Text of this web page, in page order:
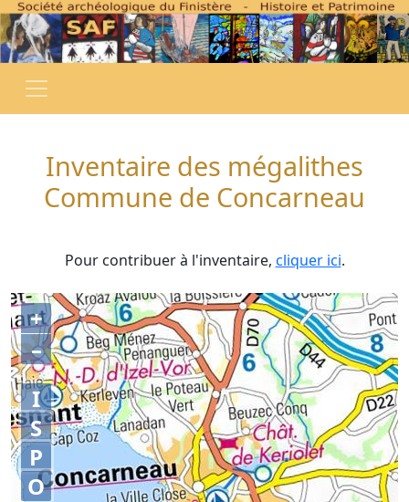
Inventaire des mégalithes
Commune de Concarneau
Pour contribuer à l'inventaire, cliquer ici.
+
–
I
S
P
O